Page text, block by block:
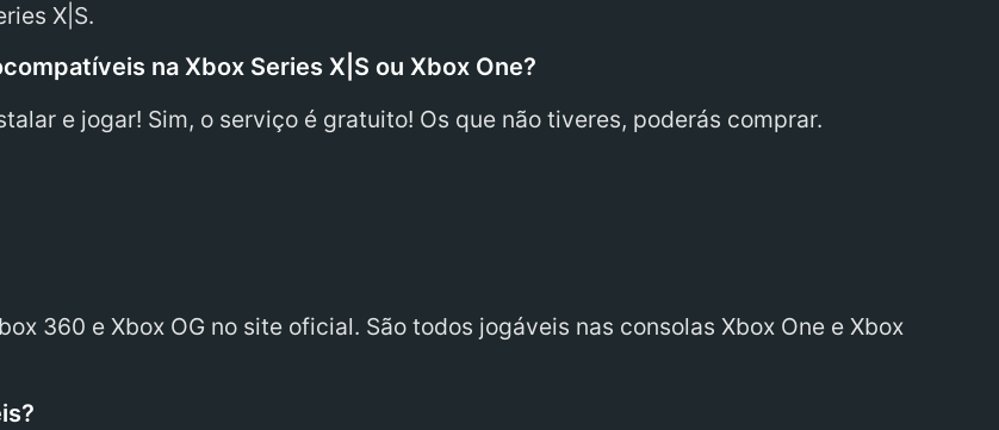
X|S.
na Xbox Series X|S ou Xbox One?
e jogar! Sim, o serviço é gratuito! Os que não tiveres, poderás comprar.
360 e Xbox OG no site oficial. São todos jogáveis nas consolas Xbox One e Xbox